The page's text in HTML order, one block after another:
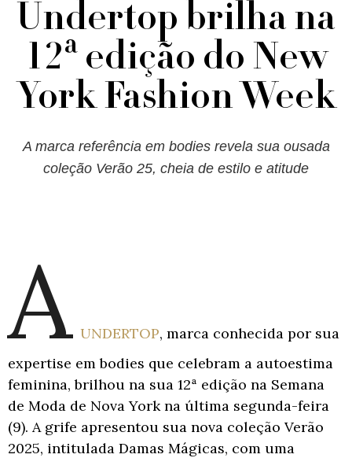
Undertop brilha na
12ª edição do New
York Fashion Week
A marca referência em bodies revela sua ousada
coleção Verão 25, cheia de estilo e atitude
A UNDERTOP, marca conhecida por sua
expertise em bodies que celebram a autoestima
feminina, brilhou na sua 12ª edição na Semana
de Moda de Nova York na última segunda-feira
(9). A grife apresentou sua nova coleção Verão
2025, intitulada Damas Mágicas, com uma